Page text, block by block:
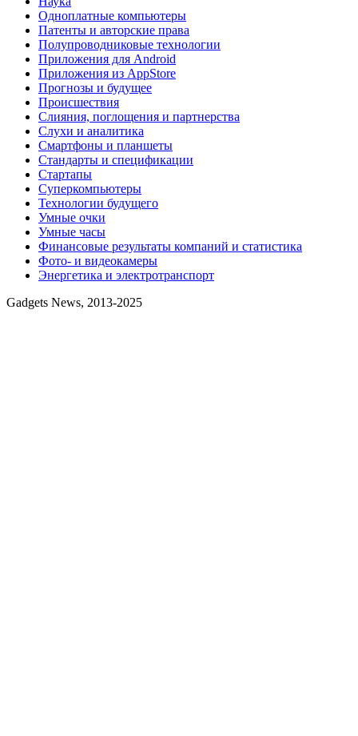
Одноплатные компьютеры
Патенты и авторские права
Полупроводниковые технологии
Приложения для Android
Приложения из AppStore
Прогнозы и будущее
Происшествия
Слияния, поглощения и партнерства
Слухи и аналитика
Смартфоны и планшеты
Стандарты и спецификации
Стартапы
Суперкомпьютеры
Технологии будущего
Умные очки
Умные часы
Финансовые результаты компаний и статистика
Фото- и видеокамеры
Энергетика и электротранспорт
Gadgets News, 2013-2025